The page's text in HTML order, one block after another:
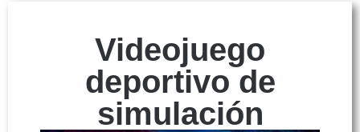
Videojuego
deportivo de
simulación